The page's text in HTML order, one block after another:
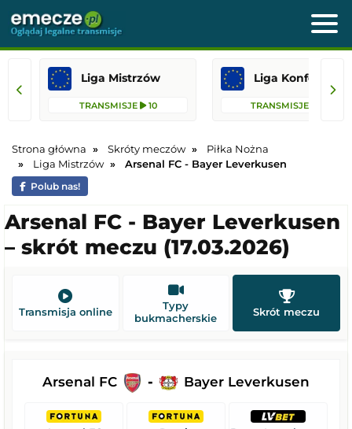
Liga Mistrzów
TRANSMISJE 10 TRANSMISJE
Strona główna Skróty meczów
Piłka Nożna
Liga Mistrzów
Arsenal FC - Bayer Leverkusen
Polub nas!
Arsenal FC - Bayer Leverkusen
– skrót meczu (17.03.2026)
Transmisja online
Typy
bukmacherskie
Skrót meczu
Arsenal FC - Bayer Leverkusen